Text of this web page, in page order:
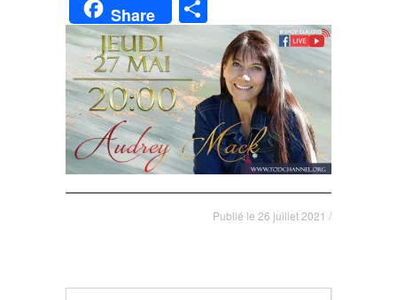
Share
Publié le 26 juillet 2021 /